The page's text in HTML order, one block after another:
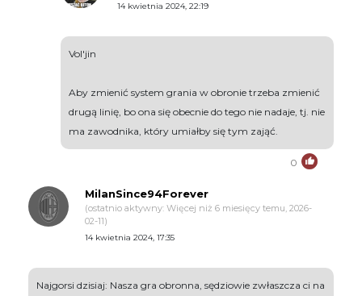
14 kwietnia 2024, 22:19
Vol'jin
Aby zmienić system grania w obronie trzeba zmienić
drugą linię, bo ona się obecnie do tego nie nadaje, tj. nie
ma zawodnika, który umiałby się tym zająć.
0
MilanSince94Forever
(ostatnio aktywny: Więcej niż 6 miesięcy temu, 2026-
02-11)
14 kwietnia 2024, 17:35
Najgorsi dzisiaj: Nasza gra obronna, sędziowie zwłaszcza ci na